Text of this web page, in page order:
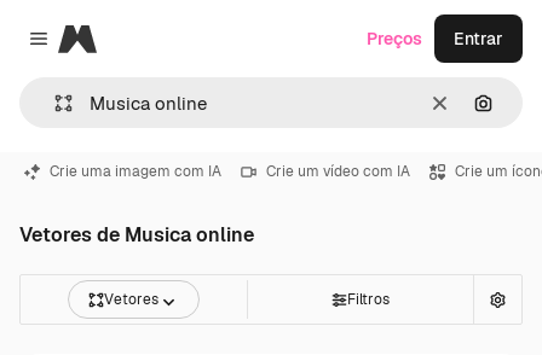
Close menu
Magnific
Limpar
Preços Entrar
Crie uma imagem com IA Crie um vídeo com IA Crie um
Vetores de Musica online
Vetores Filtros